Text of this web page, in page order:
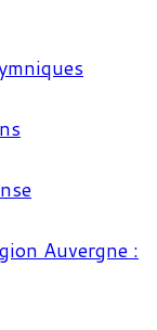
Auvergne :